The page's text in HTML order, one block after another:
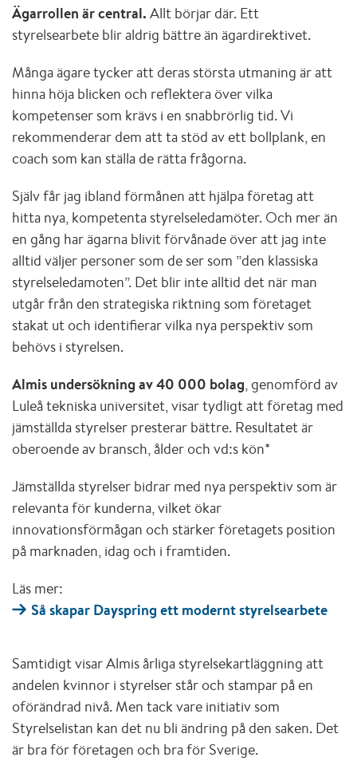
Ägarrollen är central. Allt börjar där. Ett
styrelsearbete blir aldrig bättre än ägardirektivet.
Många ägare tycker att deras största utmaning är att
hinna höja blicken och reflektera över vilka
kompetenser som krävs i en snabbrörlig tid. Vi
rekommenderar dem att ta stöd av ett bollplank, en
coach som kan ställa de rätta frågorna.
Själv får jag ibland förmånen att hjälpa företag att
hitta nya, kompetenta styrelseledamöter. Och mer än
en gång har ägarna blivit förvånade över att jag inte
alltid väljer personer som de ser som ”den klassiska
styrelseledamoten”. Det blir inte alltid det när man
utgår från den strategiska riktning som företaget
stakat ut och identifierar vilka nya perspektiv som
behövs i styrelsen.
Almis undersökning av 40 000 bolag, genomförd av
Luleå tekniska universitet, visar tydligt att företag med
jämställda styrelser presterar bättre. Resultatet är
oberoende av bransch, ålder och vd:s kön*
Jämställda styrelser bidrar med nya perspektiv som är
relevanta för kunderna, vilket ökar
innovationsförmågan och stärker företagets position
på marknaden, idag och i framtiden.
Läs mer:
Så skapar Dayspring ett modernt styrelsearbete
Samtidigt visar Almis årliga styrelsekartläggning att
andelen kvinnor i styrelser står och stampar på en
oförändrad nivå. Men tack vare initiativ som
Styrelselistan kan det nu bli ändring på den saken. Det
är bra för företagen och bra för Sverige.